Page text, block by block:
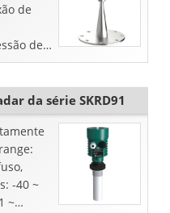
de
de
...
da série SKRD91
-40 ~
~